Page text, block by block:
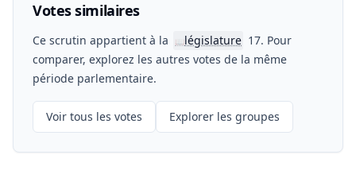
Votes similaires
Ce scrutin appartient à la 📖législature 17. Pour
comparer, explorez les autres votes de la même
période parlementaire.
Voir tous les votes Explorer les groupes